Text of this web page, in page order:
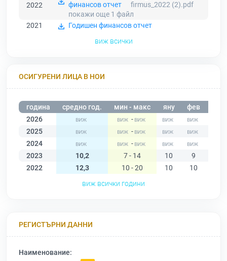
2022
финансов отчет
firmus_2022 (2).pdf
покажи още 1 файл
2021
Годишен финансов отчет
виж всички
ОСИГУРЕНИ ЛИЦА В НОИ
година средно год. мин - макс яну фев
2026
-
2025
-
2024
-
2023
10,2 7 - 14 10 9
2022
12,3 10 - 20 10 10
виж всички години
РЕГИСТЪРНИ ДАННИ
Наименование: